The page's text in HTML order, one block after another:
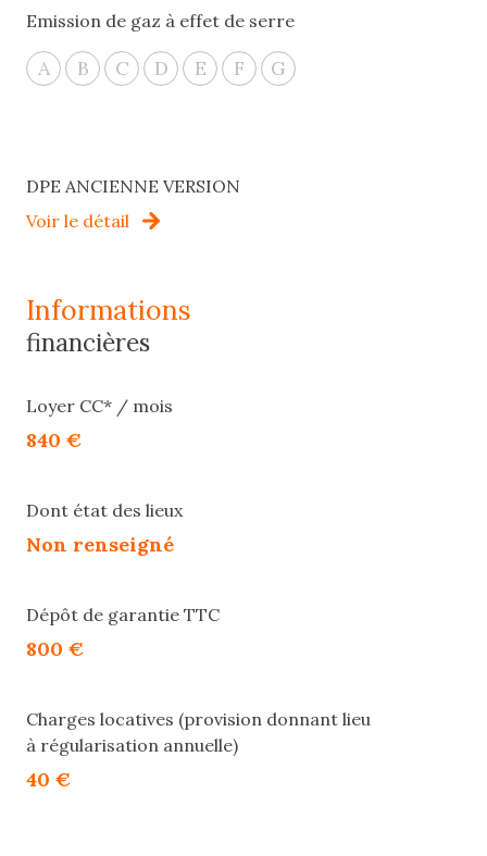
Emission de gaz à effet de serre
A B C D E F G
DPE ANCIENNE VERSION
Voir le détail
informations
financières
Loyer CC* / mois
840 €
Dont état des lieux
Non renseigné
Dépôt de garantie TTC
800 €
Charges locatives (provision donnant lieu
à régularisation annuelle)
40 €